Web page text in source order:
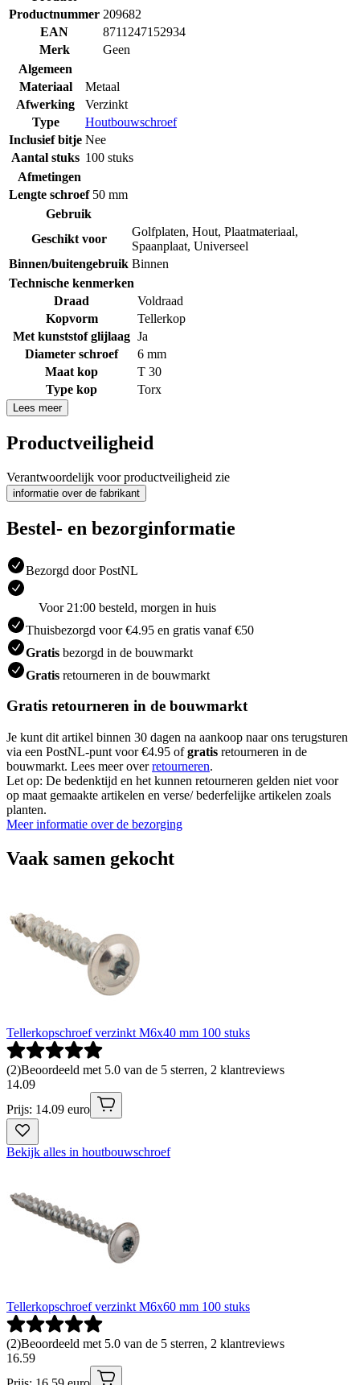
Productnummer 209682
EAN
8711247152934
Merk
Geen
Algemeen
Materiaal
Metaal
Afwerking
Verzinkt
Type
Houtbouwschroef
Inclusief bitje Nee
Aantal stuks 100 stuks
Afmetingen
Lengte schroef 50 mm
Gebruik
Geschikt voor
Golfplaten, Hout, Plaatmateriaal,
Spaanplaat, Universeel
Binnen/buitengebruik Binnen
Technische kenmerken
Draad
Voldraad
Kopvorm
Tellerkop
Met kunststof glijlaag Ja
Diameter schroef
6 mm
Maat kop
T 30
Type kop
Torx
Lees meer
Productveiligheid
Verantwoordelijk voor productveiligheid zie
informatie over de fabrikant
Bestel- en bezorginformatie
Bezorgd door PostNL
Voor 21:00 besteld, morgen in huis
Thuisbezorgd voor €4.95 en gratis vanaf €50
Gratis bezorgd in de bouwmarkt
Gratis retourneren in de bouwmarkt
Gratis retourneren in de bouwmarkt
Je kunt dit artikel binnen 30 dagen na aankoop naar ons terugsturen
via een PostNL-punt voor €4.95 ofgratis retourneren in de
bouwmarkt. Lees meer overretourneren.
Let op: De bedenktijd en het kunnen retourneren gelden niet voor
op maat gemaakte artikelen en verse/ bederfelijke artikelen zoals
planten.
Meer informatie over de bezorging
Vaak samen gekocht
Tellerkopschroef verzinkt M6x40 mm 100 stuks
(2)Beoordeeld met 5.0 van de 5 sterren, 2 klantreviews
14.09
Prijs: 14.09 euro
Bekijk alles in houtbouwschroef
Tellerkopschroef verzinkt M6x60 mm 100 stuks
(2)Beoordeeld met 5.0 van de 5 sterren, 2 klantreviews
16.59